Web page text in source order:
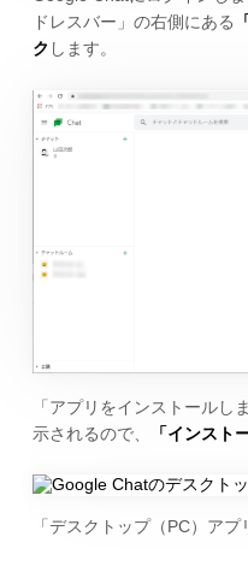
ドレスバー」の右側にある
ク します。
「アプリをインストールし
示されるので、
「インスト
「デスクトップ（PC）ア